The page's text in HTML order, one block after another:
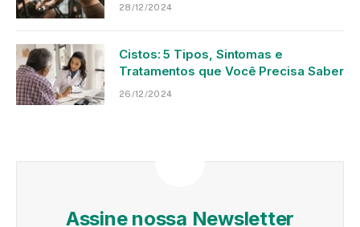
28/12/2024
Cistos: 5 Tipos, Sintomas e
Tratamentos que Você Precisa Saber
26/12/2024
Assine nossa Newsletter